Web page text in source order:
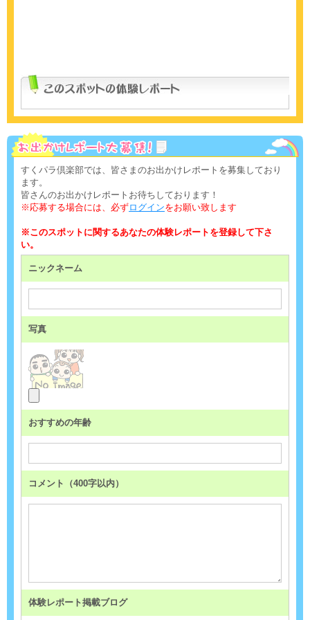
すくパラ倶楽部では、皆さまのお出かけレポートを募集しており
ます。
皆さんのお出かけレポートお待ちしております！
※応募する場合には、必ずログインをお願い致します
※このスポットに関するあなたの体験レポートを登録して下さ
い。
ニックネーム
写真
おすすめの年齢
コメント（400字以内）
体験レポート掲載ブログ